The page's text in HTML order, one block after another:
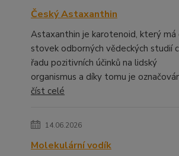
Český Astaxanthin
Astaxanthin je karotenoid, který má
stovek odborných vědeckých studií
řadu pozitivních účinků na lidský
organismus a díky tomu je
číst celé
14.06.2026
Molekulární vodík